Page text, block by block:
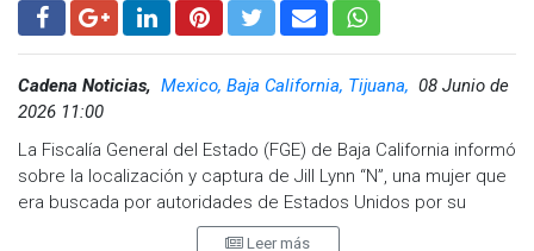
Cadena Noticias, Mexico, Baja California, Tijuana, 08 Junio de
2026 11:00
La Fiscalía General del Estado (FGE) de Baja California informó
sobre la localización y captura de Jill Lynn “N”, una mujer que
era buscada por autoridades de Estados Unidos por su
presunta participación en el delito de fraude.
Leer más